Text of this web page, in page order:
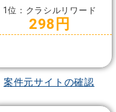
1位：クラシルリワード
298円
案件元サイトの確認